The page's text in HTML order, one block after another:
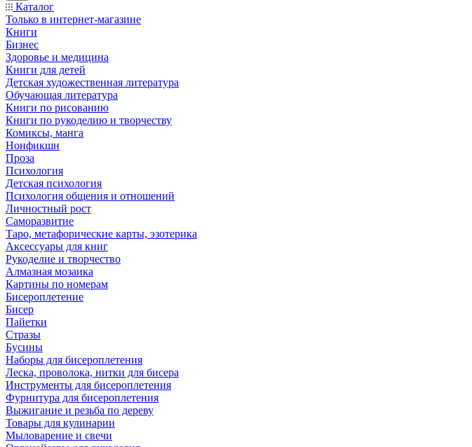
Каталог
Только в интернет-магазине
Книги
Бизнес
Здоровье и медицина
Книги для детей
Детская художественная литература
Обучающая литература
Книги по рисованию
Книги по рукоделию и творчеству
Комиксы, манга
Нонфикшн
Проза
Психология
Детская психология
Психология общения и отношений
Личностный рост
Саморазвитие
Таро, метафорические карты, эзотерика
Аксессуары для книг
Рукоделие и творчество
Алмазная мозаика
Картины по номерам
Бисероплетение
Бисер
Пайетки
Стразы
Бусины
Наборы для бисероплетения
Леска, проволока, нитки для бисера
Инструменты для бисероплетения
Фурнитура для бисероплетения
Выжигание и резьба по дереву
Товары для кулинарии
Мыловарение и свечи